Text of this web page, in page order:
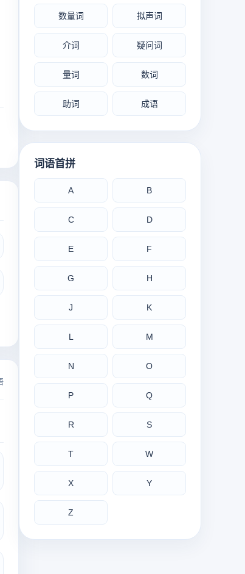
数量词 拟声词
介词 疑问词
量词 数词
助词 成语
词语首拼
A B
C D
E F
G H
J K
L M
N O
P Q
R S
T W
X Y
Z